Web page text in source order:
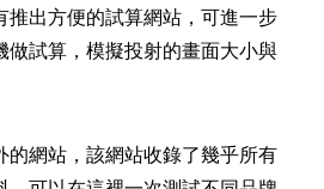
推出方便的試算網站，可進一步
做試算，模擬投射的畫面大小與
的網站，該網站收錄了幾乎所有